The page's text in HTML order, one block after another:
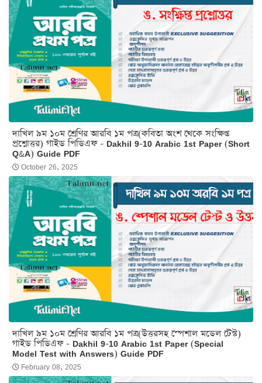
দাখিল ৯ম ১০ম শ্রেণির আরবি ১ম পত্র(কবিতা অংশ থেকে সংক্ষিপ্ত
প্রশ্নোত্তর) গাইড পিডিএফ - Dakhil 9-10 Arabic 1st Paper (Short
Q&A) Guide PDF
October 26, 2025
দাখিল ৯ম ১০ম শ্রেণির আরবি ১ম পত্র(উত্তরসহ স্পেশাল মডেল টেস্ট)
গাইড পিডিএফ - Dakhil 9-10 Arabic 1st Paper (Special
Model Test with Answers) Guide PDF
February 08, 2025